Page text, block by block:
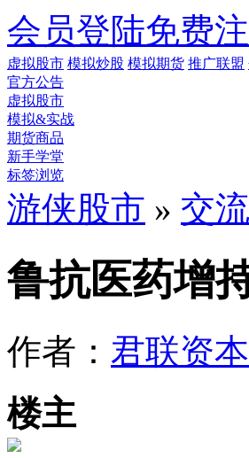
会员登陆免费
虚拟股市 模拟炒股 模拟期货 推广联盟
官方公告
虚拟股市
模拟&实战
期货商品
新手学堂
标签浏览
游侠股市 » 交
鲁抗医药增
作者： 君联资本
楼主